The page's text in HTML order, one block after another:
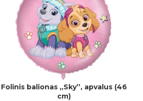
Į KREPŠELĮ
Folinis balionas „Sky”, apvalus (46
cm)